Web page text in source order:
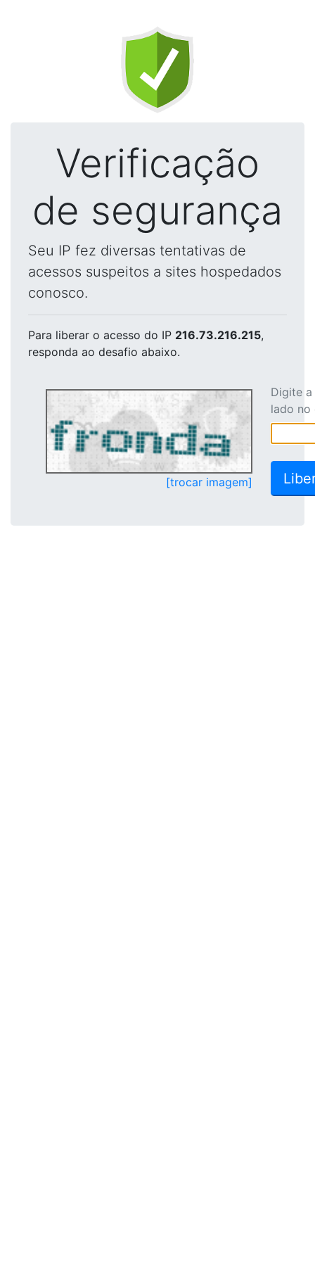
Verificação
de segurança
Seu IP fez diversas tentativas de
acessos suspeitos a sites hospedados
conosco.
Para liberar o acesso do IP 216.73.216.215,
responda ao desafio abaixo.
[trocar imagem]
Digite
lado no